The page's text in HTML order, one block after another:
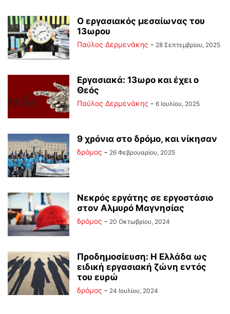
Ο εργασιακός μεσαίωνας του
13ωρου
Παύλος Δερμενάκης - 28 Σεπτεμβρίου, 2025
Εργασιακά: 13ωρο και έχει ο
Θεός
Παύλος Δερμενάκης - 6 Ιουλίου, 2025
9 χρόνια στο δρόμο, και νίκησαν
δρόμος - 26 Φεβρουαρίου, 2025
Νεκρός εργάτης σε εργοστάσιο
στον Αλμυρό Μαγνησίας
δρόμος - 20 Οκτωβρίου, 2024
Προδημοσίευση: Η Ελλάδα ως
ειδική εργασιακή ζώνη εντός
του ευρώ
δρόμος - 24 Ιουλίου, 2024